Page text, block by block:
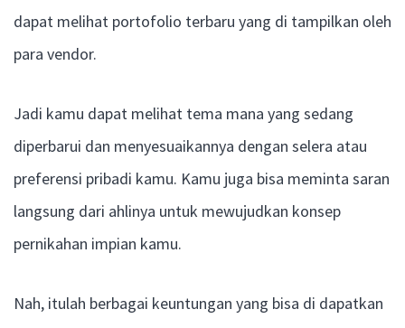
dapat melihat portofolio terbaru yang di tampilkan oleh
para vendor.
Jadi kamu dapat melihat tema mana yang sedang
diperbarui dan menyesuaikannya dengan selera atau
preferensi pribadi kamu. Kamu juga bisa meminta saran
langsung dari ahlinya untuk mewujudkan konsep
pernikahan impian kamu.
Nah, itulah berbagai keuntungan yang bisa di dapatkan